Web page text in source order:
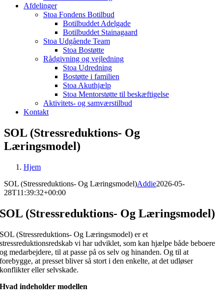
Afdelinger
Stoa Fondens Botilbud
Botilbuddet Adelgade
Botilbuddet Stainagaard
Stoa Udgående Team
Stoa Bostøtte
Rådgivning og vejledning
Stoa Udredning
Bostøtte i familien
Stoa Akuthjælp
Stoa Mentorstøtte til beskæftigelse
Aktivitets- og samværstilbud
Kontakt
SOL (Stressreduktions- Og
Læringsmodel)
Hjem
SOL (Stressreduktions- Og Læringsmodel)Addie2026-05-
28T11:39:32+00:00
SOL (Stressreduktions- Og Læringsmodel)
SOL (Stressreduktions- Og Læringsmodel) er et
stressreduktionsredskab vi har udviklet, som kan hjælpe både beboere
og medarbejdere, til at passe på os selv og hinanden. Og til at
forebygge, at presset bliver så stort i den enkelte, at det udløser
konflikter eller selvskade.
Hvad indeholder modellen